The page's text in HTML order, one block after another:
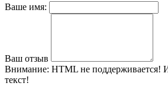
Ваше имя:
Ваш отзыв
Внимание: HTML не поддерживается!
текст!